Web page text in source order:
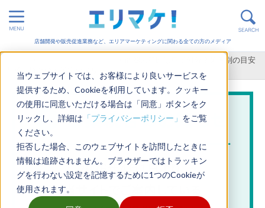
当ウェブサイトでは、お客様により良いサービスを
提供するため、Cookieを利用しています。クッキー
の使用に同意いただける場合は「同意」ボタンをク
リックし、詳細は 「プライバシーポリシー」 をご覧
ください。
拒否した場合、このウェブサイトを訪問したときに
情報は追跡されません。ブラウザーではトラッキン
グを行わない設定を記憶するために1つのCookieが
使用されます。
店舗開発や販売促進業務など、エリアマーケティングに関わる全ての方のメディア
商圏の範囲は車で何分？業態別の目安
距離一覧と商圏設定のメリット